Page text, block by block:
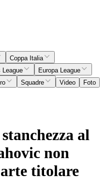
Coppa Italia
League
Europa League
Squadre Video
Foto
al
non
titolare